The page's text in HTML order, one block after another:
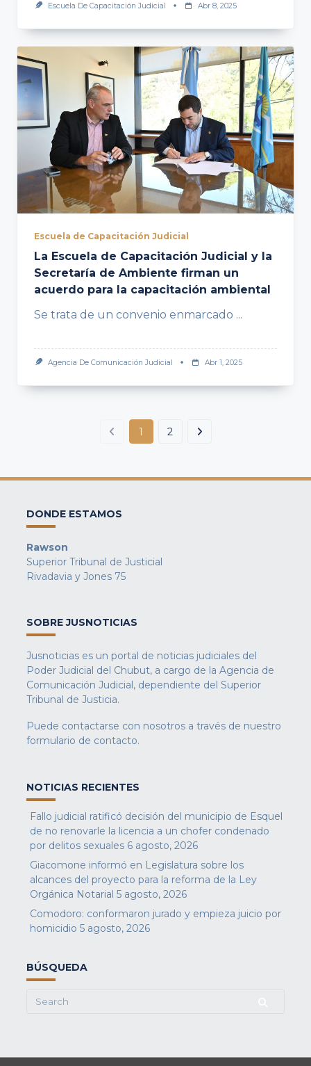
Escuela De Capacitación Judicial Abr 8, 2025
Escuela de Capacitación Judicial
La Escuela de Capacitación Judicial y la
Secretaría de Ambiente firman un
acuerdo para la capacitación ambiental
Se trata de un convenio enmarcado ...
Agencia De Comunicación Judicial Abr 1, 2025
1 2
DONDE ESTAMOS
Rawson
Superior Tribunal de Justicial
Rivadavia y Jones 75
SOBRE JUSNOTICIAS
Jusnoticias es un portal de noticias judiciales del
Poder Judicial del Chubut, a cargo de la Agencia de
Comunicación Judicial, dependiente del Superior
Tribunal de Justicia.
Puede contactarse con nosotros a través de nuestro
formulario de contacto.
NOTICIAS RECIENTES
Fallo judicial ratificó decisión del municipio de Esquel
de no renovarle la licencia a un chofer condenado
por delitos sexuales 6 agosto, 2026
Giacomone informó en Legislatura sobre los
alcances del proyecto para la reforma de la Ley
Orgánica Notarial 5 agosto, 2026
Comodoro: conformaron jurado y empieza juicio por
homicidio 5 agosto, 2026
BÚSQUEDA
Search